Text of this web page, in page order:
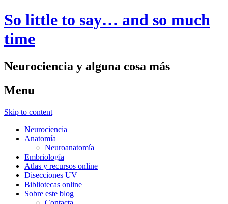
So little to say… and so much
time
Neurociencia y alguna cosa más
Menu
Skip to content
Neurociencia
Anatomía
Neuroanatomía
Embriología
Atlas y recursos online
Disecciones UV
Bibliotecas online
Sobre este blog